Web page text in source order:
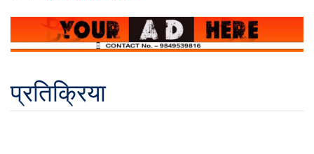
प्रतिक्रिया